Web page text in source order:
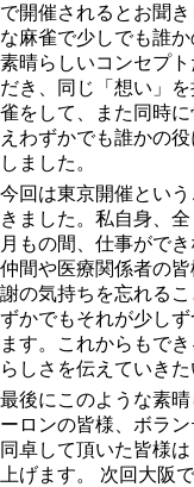
で開催されるとお聞
な麻雀で少しでも誰
素晴らしいコンセプ
だき、同じ「想い」
雀をして、また同時
えわずかでも誰かの
しました。
今回は東京開催とい
きました。私自身、
月もの間、仕事がで
仲間や医療関係者の
謝の気持ちを忘れる
ずかでもそれが少し
ます。これからもで
らしさを伝えていきた
最後にこのような素
ーロンの皆様、ボラ
同卓して頂いた皆様
上げます。 次回大阪